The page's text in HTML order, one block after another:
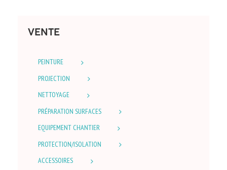
VENTE
PEINTURE
PROJECTION
NETTOYAGE
PRÉPARATION SURFACES
EQUIPEMENT CHANTIER
PROTECTION/ISOLATION
ACCESSOIRES